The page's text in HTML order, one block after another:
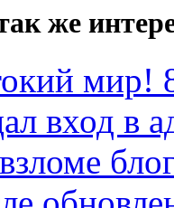
же
мир!
вход в